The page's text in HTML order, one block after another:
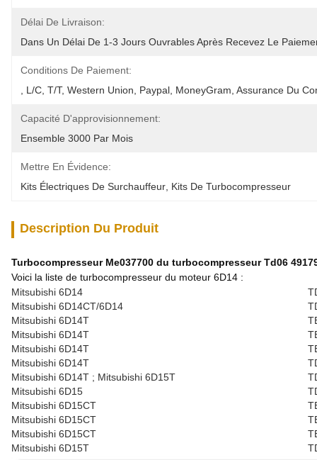
Délai De Livraison:
Dans Un Délai De 1-3 Jours Ouvrables Après Recevez Le
Conditions De Paiement:
, L/C, T/T, Western Union, Paypal, MoneyGram, Assurance Du
Capacité D'approvisionnement:
Ensemble 3000 Par Mois
Mettre En Évidence:
Kits Électriques De Surchauffeur Kits De Turbocompresseur
Description Du Produit
Turbocompresseur Me037700 du turbocompresseur Td06
Voici la liste de turbocompresseur du moteur 6D14 :
Mitsubishi 6D14
Mitsubishi 6D14CT/6D14
Mitsubishi 6D14T
Mitsubishi 6D14T
Mitsubishi 6D14T
Mitsubishi 6D14T
Mitsubishi 6D14T ; Mitsubishi 6D15T
Mitsubishi 6D15
Mitsubishi 6D15CT
Mitsubishi 6D15CT
Mitsubishi 6D15CT
Mitsubishi 6D15T